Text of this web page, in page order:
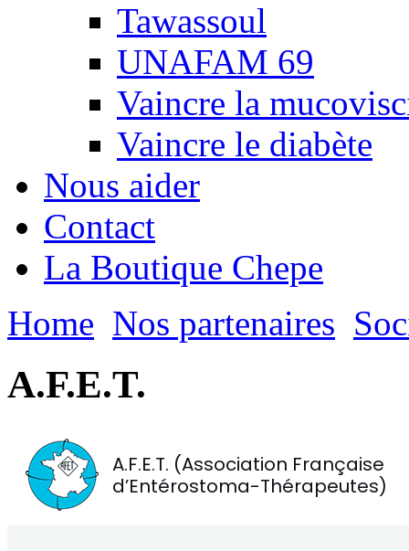
Tawassoul
UNAFAM 69
Vaincre la
Vaincre le diabète
Nous aider
Contact
La Boutique Chepe
Home Nos partenaires
A.F.E.T.